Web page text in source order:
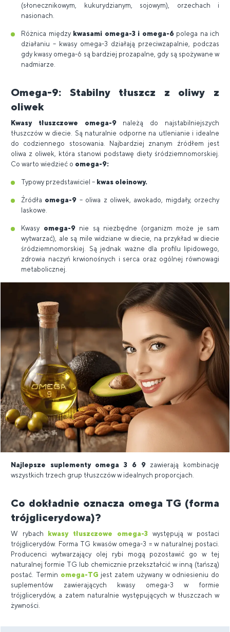
(słonecznikowym, kukurydzianym, sojowym), orzechach i
nasionach.
Różnica międzykwasami omega-3 i omega-6polega na ich
działaniu – kwasy omega-3 działają przeciwzapalnie, podczas
gdy kwasy omega-6 są bardziej prozapalne, gdy są spożywane w
nadmiarze.
Omega-9: Stabilny tłuszcz z oliwy z
oliwek
Kwasy tłuszczowe omega-9należą do najstabilniejszych
tłuszczów w diecie. Są naturalnie odporne na utlenianie i idealne
do codziennego stosowania. Najbardziej znanym źródłem jest
oliwa z oliwek, która stanowi podstawę diety śródziemnomorskiej.
Co warto wiedzieć o omega-9:
Typowy przedstawiciel – kwas oleinowy.
Źródła omega-9 – oliwa z oliwek, awokado, migdały, orzechy
laskowe.
Kwasy omega-9nie są niezbędne (organizm może je sam
wytwarzać), ale są mile widziane w diecie, na przykład w diecie
śródziemnomorskiej. Są jednak ważne dla profilu lipidowego,
zdrowia naczyń krwionośnych i serca oraz ogólnej równowagi
metabolicznej.
Najlepsze suplementy omega 3 6 9zawierają kombinację
wszystkich trzech grup tłuszczów w idealnych proporcjach.
Co dokładnie oznacza omega TG (forma
trójglicerydowa)?
W rybach kwasy tłuszczowe omega-3występują w postaci
trójglicerydów. Forma TG kwasów omega-3 = w naturalnej postaci.
Producenci wytwarzający olej rybi mogą pozostawić go w tej
naturalnej formie TG lub chemicznie przekształcić w inną (tańszą)
postać. Termin omega-TG jest zatem używany w odniesieniu do
suplementów zawierających kwasy omega-3 w formie
trójglicerydów, a zatem naturalnie występujących w tłuszczach w
żywności.